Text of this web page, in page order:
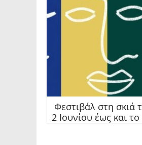
Φεστιβάλ στη σκιά
2 Ιουνίου έως και